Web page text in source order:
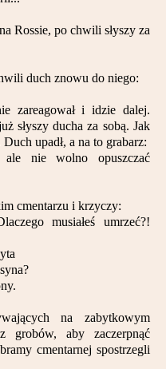
Rossie, po chwili słyszy za
duch znowu do niego:
zareagował i idzie dalej.
słyszy ducha za sobą. Jak
upadł, a na to grabarz:
nie wolno opuszczać
cmentarzu i krzyczy:
musiałeś umrzeć?!
na zabytkowym
grobów, aby zaczerpnąć
cmentarnej spostrzegli